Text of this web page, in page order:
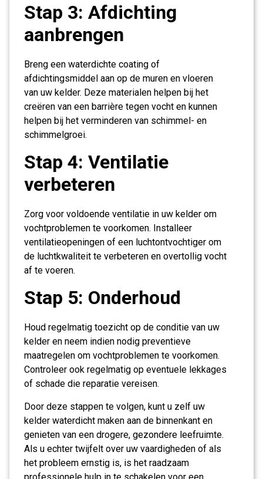
Stap 3: Afdichting
aanbrengen
Breng een waterdichte coating of
afdichtingsmiddel aan op de muren en vloeren
van uw kelder. Deze materialen helpen bij het
creëren van een barrière tegen vocht en kunnen
helpen bij het verminderen van schimmel- en
schimmelgroei.
Stap 4: Ventilatie
verbeteren
Zorg voor voldoende ventilatie in uw kelder om
vochtproblemen te voorkomen. Installeer
ventilatieopeningen of een luchtontvochtiger om
de luchtkwaliteit te verbeteren en overtollig vocht
af te voeren.
Stap 5: Onderhoud
Houd regelmatig toezicht op de conditie van uw
kelder en neem indien nodig preventieve
maatregelen om vochtproblemen te voorkomen.
Controleer ook regelmatig op eventuele lekkages
of schade die reparatie vereisen.
Door deze stappen te volgen, kunt u zelf uw
kelder waterdicht maken aan de binnenkant en
genieten van een drogere, gezondere leefruimte.
Als u echter twijfelt over uw vaardigheden of als
het probleem ernstig is, is het raadzaam